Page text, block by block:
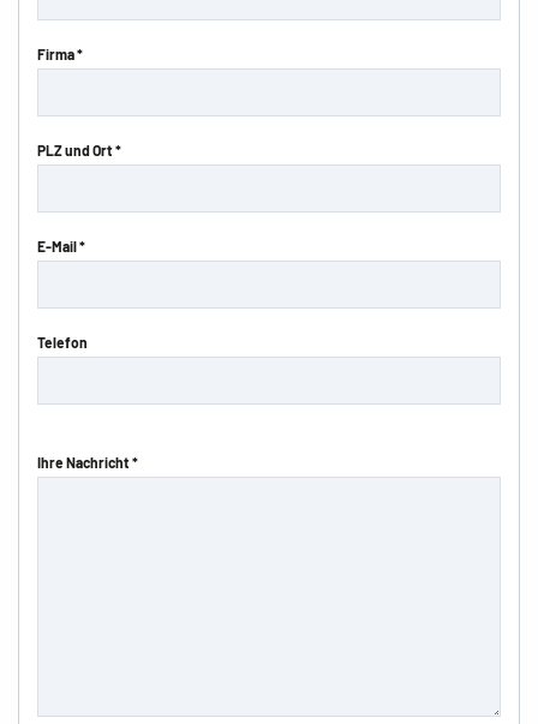
Firma *
PLZ und Ort *
E-Mail *
Telefon
Ihre Nachricht *